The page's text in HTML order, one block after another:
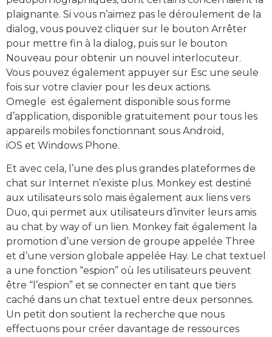
plaignante. Si vous n’aimez pas le déroulement de la
dialog, vous pouvez cliquer sur le bouton Arrêter
pour mettre fin à la dialog, puis sur le bouton
Nouveau pour obtenir un nouvel interlocuteur.
Vous pouvez également appuyer sur Esc une seule
fois sur votre clavier pour les deux actions.
Omegle est également disponible sous forme
d’application, disponible gratuitement pour tous les
appareils mobiles fonctionnant sous Android,
iOS et Windows Phone.
Et avec cela, l’une des plus grandes plateformes de
chat sur Internet n’existe plus. Monkey est destiné
aux utilisateurs solo mais également aux liens vers
Duo, qui permet aux utilisateurs d’inviter leurs amis
au chat by way of un lien. Monkey fait également la
promotion d’une version de groupe appelée Three
et d’une version globale appelée Hay. Le chat textuel
a une fonction “espion” où les utilisateurs peuvent
être “l’espion” et se connecter en tant que tiers
caché dans un chat textuel entre deux personnes.
Un petit don soutient la recherche que nous
effectuons pour créer davantage de ressources